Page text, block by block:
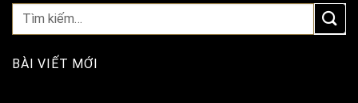
BÀI VIẾT MỚI